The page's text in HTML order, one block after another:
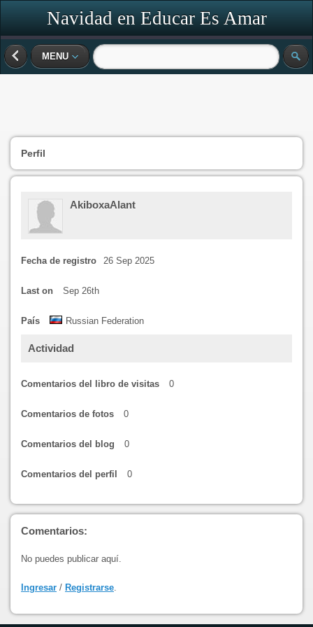
Navidad en Educar Es Amar
MENU
Perfil
AkiboxaAlant
Fecha de registro 26 Sep 2025
Last on Sep 26th
País Russian Federation
Actividad
Comentarios del libro de visitas 0
Comentarios de fotos 0
Comentarios del blog 0
Comentarios del perfil 0
Comentarios:
No puedes publicar aquí.
Ingresar / Registrarse.